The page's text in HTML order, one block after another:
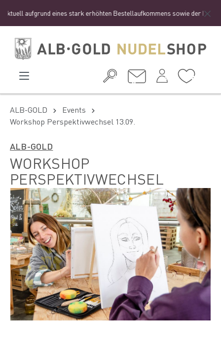
aufgrund eines stark erhöhten Bestellaufkommens sowie der
ALB-GOLD
Events
Workshop Perspektivwechsel 13.09.
ALB-GOLD
WORKSHOP
PERSPEKTIVWECHSEL